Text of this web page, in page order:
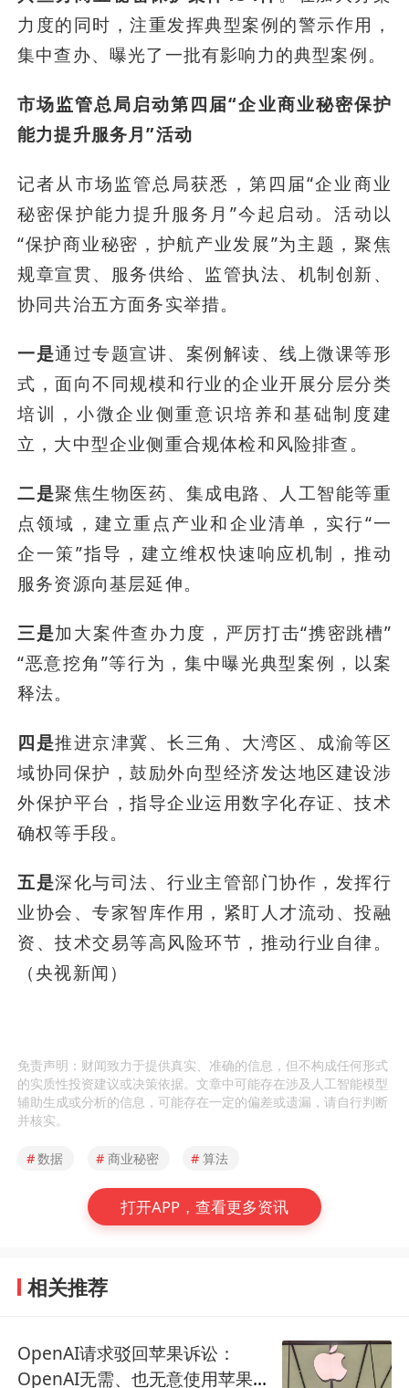
力度的同时，注重发挥典型案例的警示作用，
集中查办、曝光了一批有影响力的典型案例。
市场监管总局启动第四届“企业商业秘密保护
能力提升服务月”活动
记者从市场监管总局获悉，第四届“企业商业
秘密保护能力提升服务月”今起启动。活动以
“保护商业秘密，护航产业发展”为主题，聚焦
规章宣贯、服务供给、监管执法、机制创新、
协同共治五方面务实举措。
一是通过专题宣讲、案例解读、线上微课等形
式，面向不同规模和行业的企业开展分层分类
培训，小微企业侧重意识培养和基础制度建
立，大中型企业侧重合规体检和风险排查。
二是聚焦生物医药、集成电路、人工智能等重
点领域，建立重点产业和企业清单，实行“一
企一策”指导，建立维权快速响应机制，推动
服务资源向基层延伸。
三是加大案件查办力度，严厉打击“携密跳槽”
“恶意挖角”等行为，集中曝光典型案例，以案
释法。
四是推进京津冀、长三角、大湾区、成渝等区
域协同保护，鼓励外向型经济发达地区建设涉
外保护平台，指导企业运用数字化存证、技术
确权等手段。
五是深化与司法、行业主管部门协作，发挥行
业协会、专家智库作用，紧盯人才流动、投融
资、技术交易等高风险环节，推动行业自律。
（央视新闻）
免责声明：财闻致力于提供真实、准确的信息，但不构成任何形式
的实质性投资建议或决策依据。文章中可能存在涉及人工智能模型
辅助生成或分析的信息，可能存在一定的偏差或遗漏，请自行判断
并核实。
#数据 # 商业秘密 # 算法
打开APP，查看更多资讯
相关推荐
OpenAI请求驳回苹果诉讼：
OpenAI无需、也无意使用苹果商